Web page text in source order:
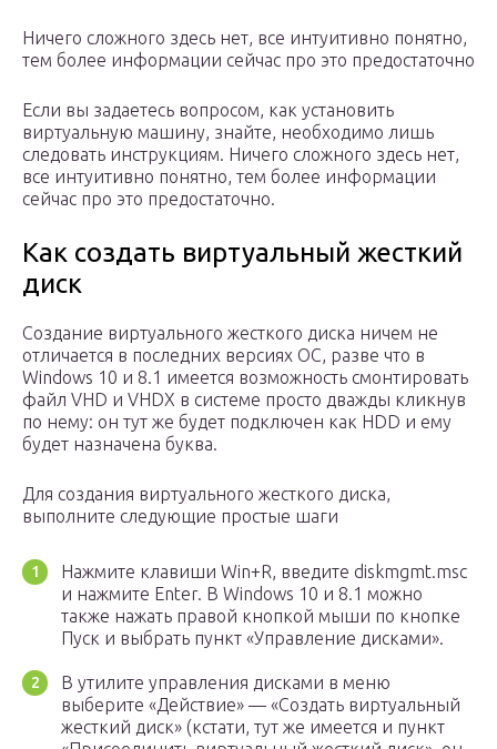
Ничего сложного здесь нет, все интуитивно понятно,
тем более информации сейчас про это предостаточно
Если вы задаетесь вопросом, как установить
виртуальную машину, знайте, необходимо лишь
следовать инструкциям. Ничего сложного здесь нет,
все интуитивно понятно, тем более информации
сейчас про это предостаточно.
Как создать виртуальный жесткий
диск
Создание виртуального жесткого диска ничем не
отличается в последних версиях ОС, разве что в
Windows 10 и 8.1 имеется возможность смонтировать
файл VHD и VHDX в системе просто дважды кликнув
по нему: он тут же будет подключен как HDD и ему
будет назначена буква.
Для создания виртуального жесткого диска,
выполните следующие простые шаги
Нажмите клавиши Win+R, введите diskmgmt.msc
и нажмите Enter. В Windows 10 и 8.1 можно
также нажать правой кнопкой мыши по кнопке
Пуск и выбрать пункт «Управление дисками».
В утилите управления дисками в меню
выберите «Действие» — «Создать виртуальный
жесткий диск» (кстати, тут же имеется и пункт